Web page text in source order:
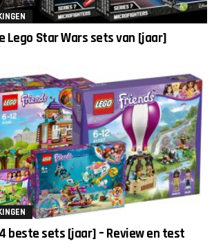
Lego Star Wars sets van [jaar]
4 beste sets [jaar] – Review en test